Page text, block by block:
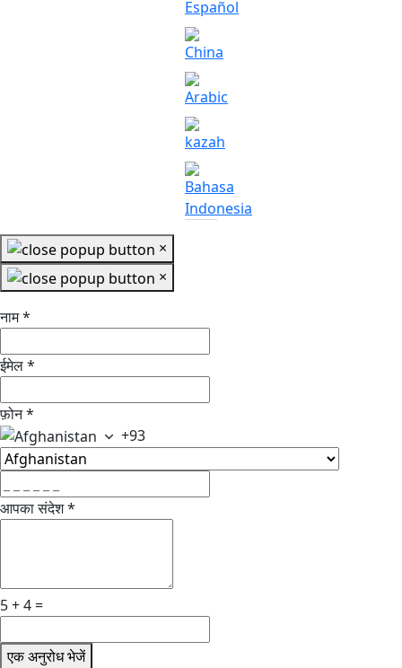
×
×
नाम*
ईमेल*
फ़ोन*
+93
आपका संदेश*
5 + 4 =
एक अनुरोध भेजें